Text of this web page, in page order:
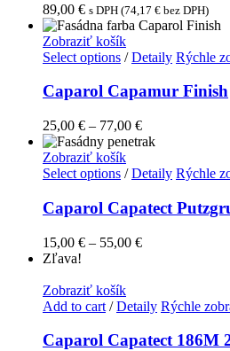
89,00 € s DPH (74,17 € bez DPH)
Zobraziť košík
Select options / Detaily Rýchle
Caparol Capamur Finish
25,00 € – 77,00 €
Zobraziť košík
Select options / Detaily Rýchle
Caparol Capatect
15,00 € – 55,00 €
Zľava!
Zobraziť košík
Add to cart / Detaily Rýchle
Caparol Capatect 186M